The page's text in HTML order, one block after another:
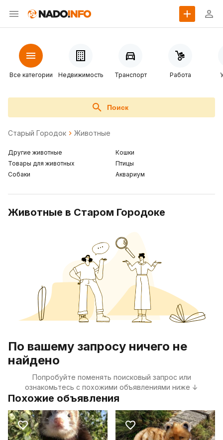
Все категории Недвижимость Транспорт Работа
Поиск
Старый Городок Животные
Другие животные
Товары для животных
Собаки
Кошки
Птицы
Аквариум
Животные в Старом Городоке
По вашему запросу ничего не
найдено
Попробуйте поменять поисковый запрос или
ознакомьтесь с похожими объявлениями ниже ↓
Похожие объявления